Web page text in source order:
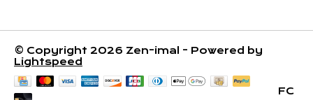
© Copyright 2026 Zen-imal - Powered by
Lightspeed
FC